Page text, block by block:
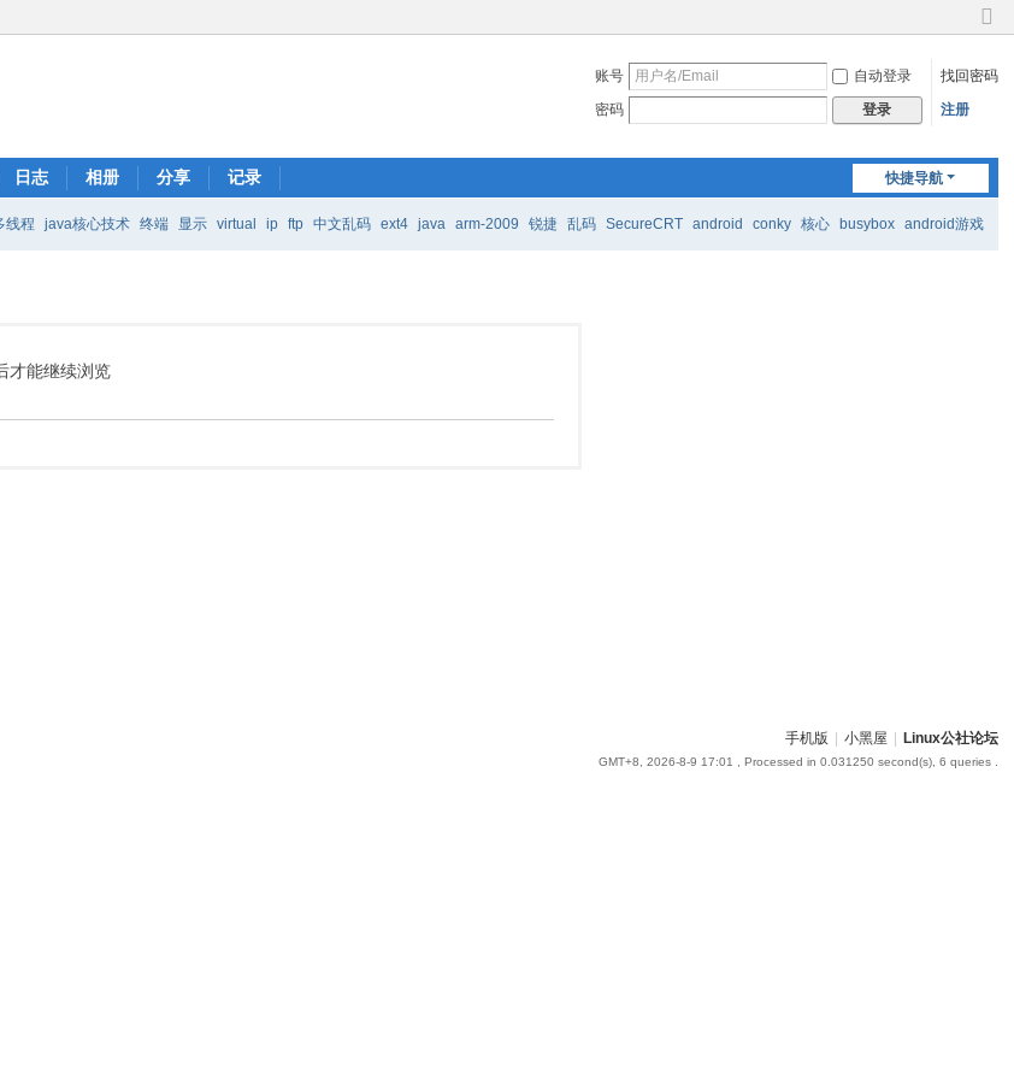
切
到
账号 自动登录
找回密码
密码
登录 注册
快捷导航
日志 相册 分享 记录
线程 java核心技术 终端 显示 virtual ip ftp 中文乱码 ext4 java arm-2009 锐捷 乱码 SecureCRT android conky 核心 busybox android游戏
才能继续浏览
手机版 小黑屋 Linux公社论坛
GMT+8, 2026-8-9 17:01 , Processed in 0.031250 second(s), 6 queries .